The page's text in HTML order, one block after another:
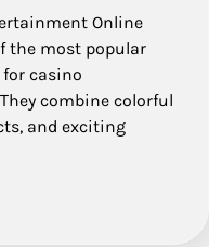
Online
the most popular
casino
combine colorful
and exciting